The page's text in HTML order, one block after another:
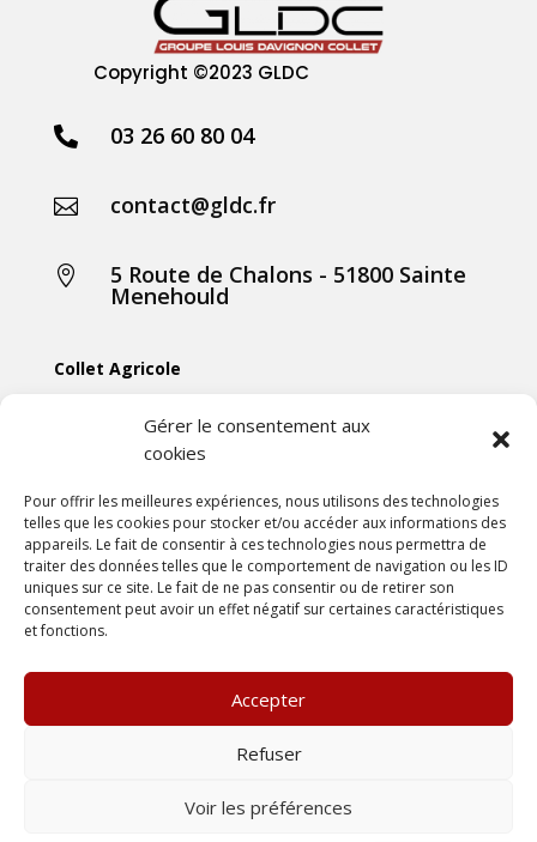
Gérer le consentement aux
cookies
Pour offrir les meilleures expériences, nous utilisons des technologies
telles que les cookies pour stocker et/ou accéder aux informations des
appareils. Le fait de consentir à ces technologies nous permettra de
traiter des données telles que le comportement de navigation ou les ID
uniques sur ce site. Le fait de ne pas consentir ou de retirer son
consentement peut avoir un effet négatif sur certaines caractéristiques
et fonctions.
Accepter
Refuser
Voir les préférences
Copyright ©2023 GLDC
 03 26 60 80 04
 contact@gldc.fr
 5 Route de Chalons - 51800 Sainte
Menehould
Collet Agricole
Collet Motoculture
Collet Élevage
Les actus
Mentions légales
Politiques de confidentialités
Conditions générales de vente